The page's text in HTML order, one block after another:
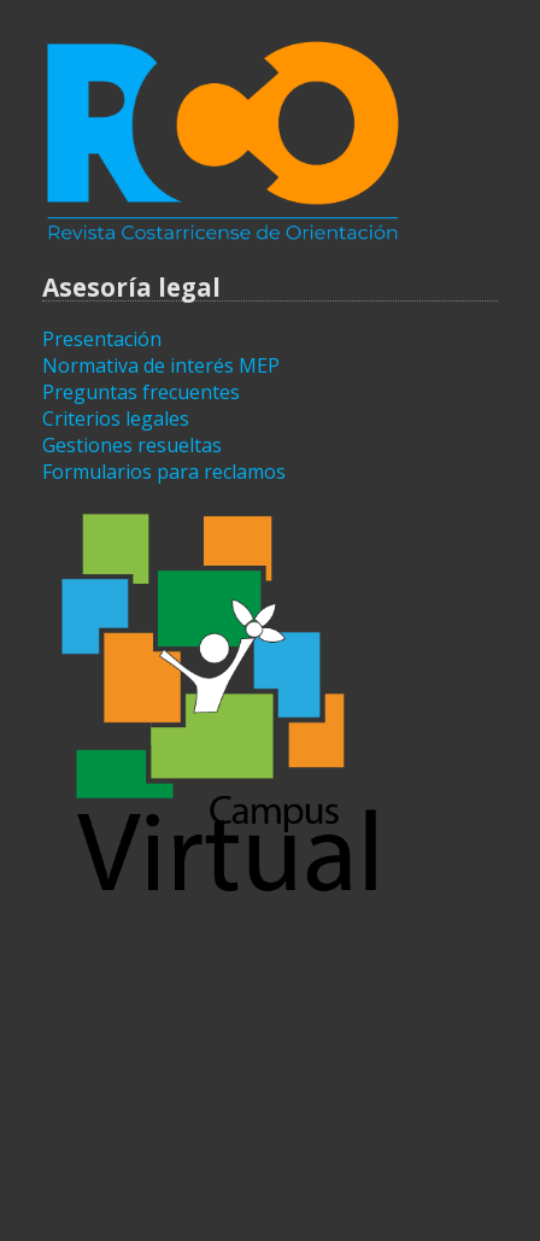
Asesoría legal
Presentación
Normativa de interés MEP
Preguntas frecuentes
Criterios legales
Gestiones resueltas
Formularios para reclamos